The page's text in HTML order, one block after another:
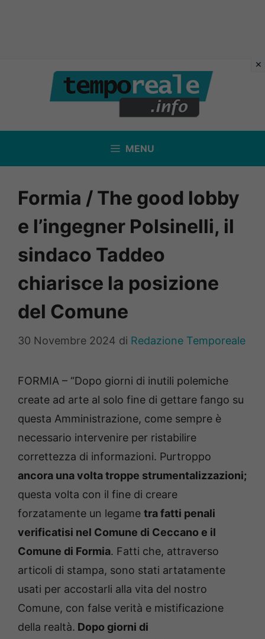
contenuto
MENU
Formia / The good lobby
e l’ingegner Polsinelli, il
sindaco Taddeo
chiarisce la posizione
del Comune
30 Novembre 2024 di Redazione Temporeale
FORMIA – “Dopo giorni di inutili polemiche
create ad arte al solo fine di gettare fango su
questa Amministrazione, come sempre è
necessario intervenire per ristabilire
correttezza di informazioni. Purtroppo
ancora una volta troppe strumentalizzazioni;
questa volta con il fine di creare
forzatamente un legame tra fatti penali
verificatisi nel Comune di Ceccano e il
Comune di Formia. Fatti che, attraverso
articoli di stampa, sono stati artatamente
usati per accostarli alla vita del nostro
Comune, con false verità e mistificazione
della realtà. Dopo giorni di